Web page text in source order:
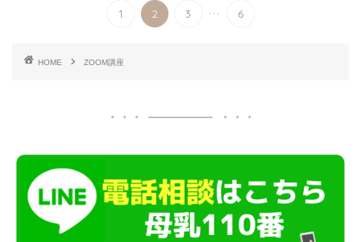
1 2 3 ... 6
HOME ZOOM講座